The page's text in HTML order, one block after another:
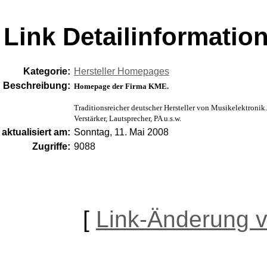
Link
Kategorie: Hersteller Homepages
Beschreibung: Homepage der Firma KME.
Traditionsreicher deutscher Hersteller von Musikelektronik.
Verstärker, Lautsprecher, PA u.s.w.
aktualisiert am: Sonntag, 11. Mai 2008
Zugriffe: 9088
[ Link-Änderung